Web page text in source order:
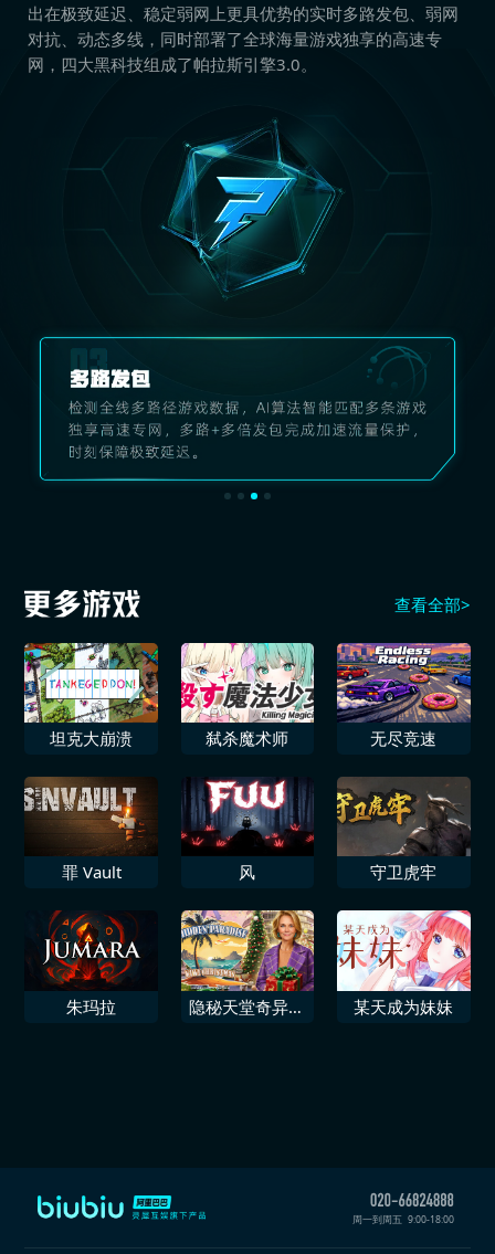
出在极致延迟、稳定弱网上更具优势的实时多路发包、弱网
对抗、动态多线，同时部署了全球海量游戏独享的高速专
网，四大黑科技组成了帕拉斯引擎3.0。
查看全部>
坦克大崩溃 弑杀魔术师 无尽竞速
罪 Vault 风 守卫虎牢
朱玛拉
隐秘天堂奇异果
某天成为妹妹
周一到周五 9:00-18:00